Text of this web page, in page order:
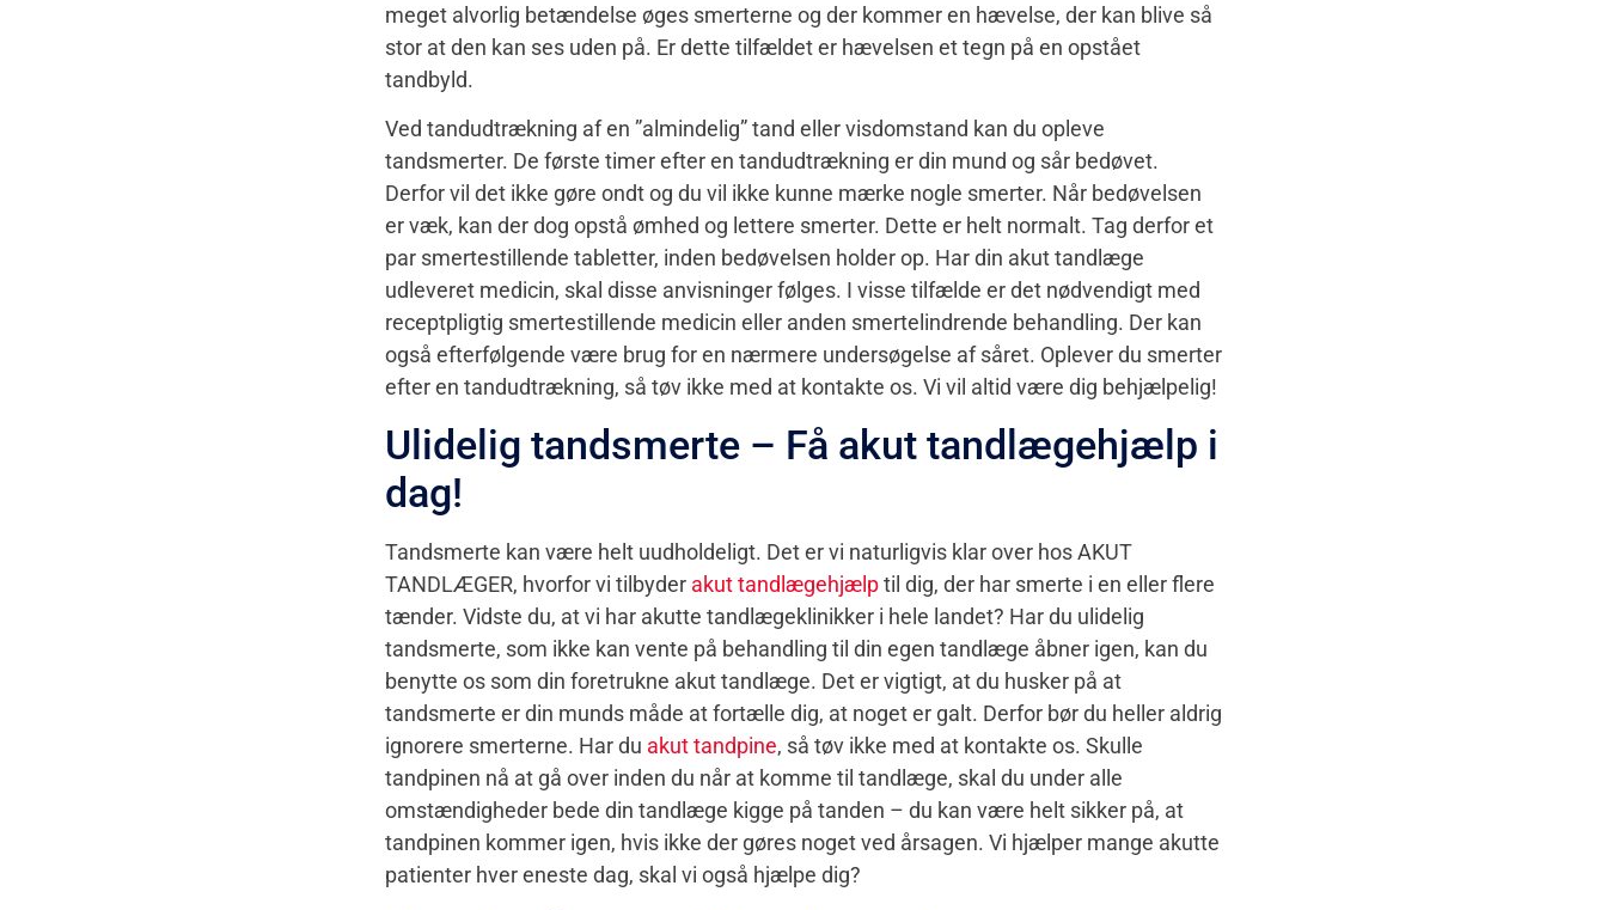
meget alvorlig betændelse øges smerterne og der kommer en hævelse, der kan blive så
stor at den kan ses uden på. Er dette tilfældet er hævelsen et tegn på en opstået
tandbyld.
Ved tandudtrækning af en ”almindelig” tand eller visdomstand kan du opleve
tandsmerter. De første timer efter en tandudtrækning er din mund og sår bedøvet.
Derfor vil det ikke gøre ondt og du vil ikke kunne mærke nogle smerter. Når bedøvelsen
er væk, kan der dog opstå ømhed og lettere smerter. Dette er helt normalt. Tag derfor et
par smertestillende tabletter, inden bedøvelsen holder op. Har din akut tandlæge
udleveret medicin, skal disse anvisninger følges. I visse tilfælde er det nødvendigt med
receptpligtig smertestillende medicin eller anden smertelindrende behandling. Der kan
også efterfølgende være brug for en nærmere undersøgelse af såret. Oplever du smerter
efter en tandudtrækning, så tøv ikke med at kontakte os. Vi vil altid være dig behjælpelig!
Ulidelig tandsmerte – Få akut tandlægehjælp i
dag!
Tandsmerte kan være helt uudholdeligt. Det er vi naturligvis klar over hos AKUT
TANDLÆGER, hvorfor vi tilbyder akut tandlægehjælptil dig, der har smerte i en eller flere
tænder. Vidste du, at vi har akutte tandlægeklinikker i hele landet? Har du ulidelig
tandsmerte, som ikke kan vente på behandling til din egen tandlæge åbner igen, kan du
benytte os som din foretrukne akut tandlæge. Det er vigtigt, at du husker på at
tandsmerte er din munds måde at fortælle dig, at noget er galt. Derfor bør du heller aldrig
ignorere smerterne. Har du akut tandpine, så tøv ikke med at kontakte os. Skulle
tandpinen nå at gå over inden du når at komme til tandlæge, skal du under alle
omstændigheder bede din tandlæge kigge på tanden – du kan være helt sikker på, at
tandpinen kommer igen, hvis ikke der gøres noget ved årsagen. Vi hjælper mange akutte
patienter hver eneste dag, skal vi også hjælpe dig?